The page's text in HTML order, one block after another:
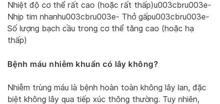
Nhiệt độ cơ thể rất cao (hoặc rất thấp)u003cbru003e-
Nhịp tim nhanhu003cbru003e- Thở gấpu003cbru003e-
Số lượng bạch cầu trong cơ thể tăng cao (hoặc hạ
thấp)
Bệnh máu nhiễm khuẩn có lây không?
Nhiễm trùng máu là bệnh hoàn toàn không lây lan, đặc
biệt không lây qua tiếp xúc thông thường. Tuy nhiên,